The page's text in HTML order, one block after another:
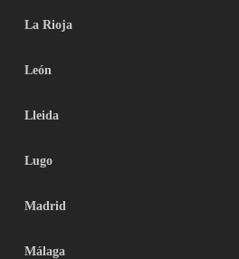
La Rioja
León
Lleida
Lugo
Madrid
Málaga